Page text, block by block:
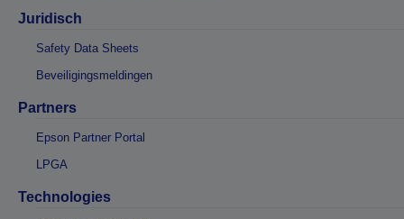
Juridisch
Safety Data Sheets
Beveiligingsmeldingen
Partners
Epson Partner Portal
LPGA
Technologies